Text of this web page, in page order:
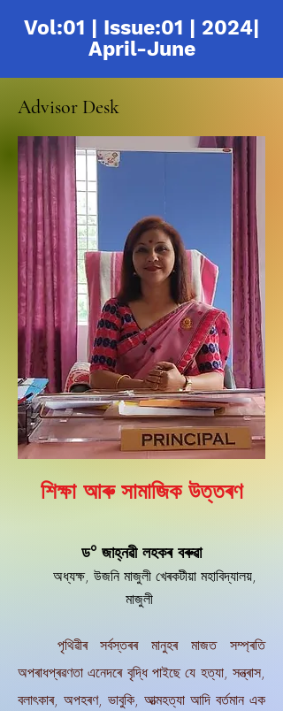
Vol:01 | Issue:01 | 2024|
April-June
Advisor Desk
শিক্ষা আৰু সামাজিক উত্তৰণ
ড° জাহ্নৱী লহকৰ বৰুৱা
অধ্যক্ষ, উজনি মাজুলী খেৰকটীয়া মহাবিদ্যালয়,
মাজুলী
পৃথিৱীৰ সৰ্বস্তৰৰ মানুহৰ মাজত সম্প্ৰতি
অপৰাধপ্ৰৱণতা এনেদৰে বৃদ্ধি পাইছে যে হত্যা, সন্ত্ৰাস,
বলাৎকাৰ, অপহৰণ, ভাবুকি, আত্মহত্যা আদি বৰ্তমান এক